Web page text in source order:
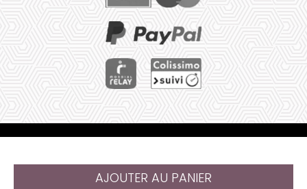
AJOUTER AU PANIER
Plan de site
•